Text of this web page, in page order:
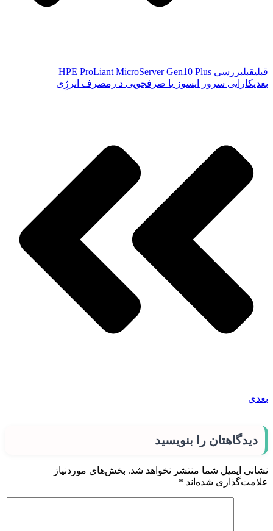
قبلیقبلبررسی HPE ProLiant MicroServer Gen10 Plus
بعدیکارایی سرور ایسوز یا صرفجویی د رمصرف انرژِی
بعدی
دیدگاهتان را بنویسید
نشانی ایمیل شما منتشر نخواهد شد. بخش‌های موردنیاز
علامت‌گذاری شده‌اند *